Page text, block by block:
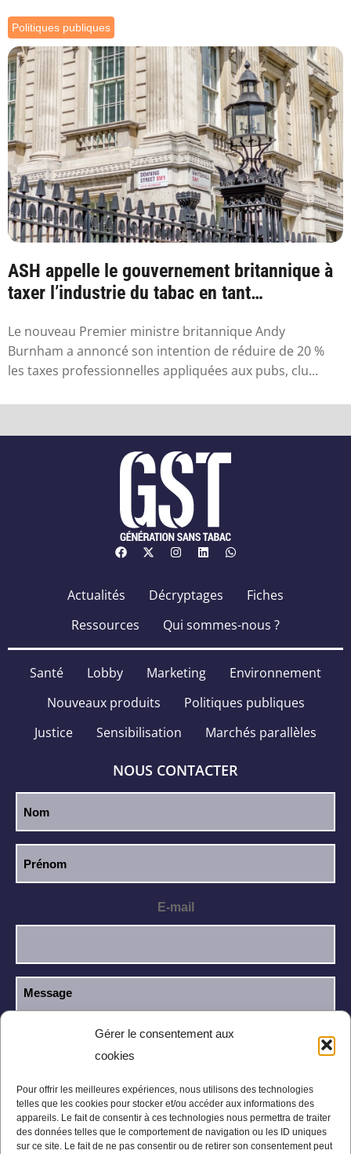
Gérer le consentement aux
cookies
Pour offrir les meilleures expériences, nous utilisons des technologies
telles que les cookies pour stocker et/ou accéder aux informations des
appareils. Le fait de consentir à ces technologies nous permettra de traiter
des données telles que le comportement de navigation ou les ID uniques
sur ce site. Le fait de ne pas consentir ou de retirer son consentement peut
Politiques publiques
ASH appelle le gouvernement britannique à
taxer l’industrie du tabac en tant
Le nouveau Premier ministre britannique Andy
Burnham a annoncé son intention de réduire de 20 %
les taxes professionnelles appliquées aux pubs, clu...
Actualités Décryptages
Fiches
Ressources
Qui sommes-nous ?
Santé Lobby Marketing
Environnement
Nouveaux produits
Politiques publiques
Justice
Sensibilisation Marchés parallèles
NOUS CONTACTER
E-mail
J’ai lu et j’accepte la
confidentialité.